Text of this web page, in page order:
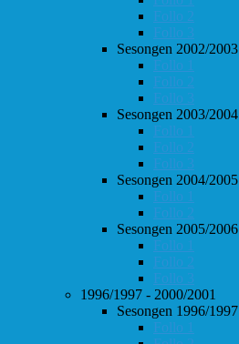
Follo 2
Follo 3
Sesongen 2002/2003
Follo 1
Follo 2
Follo 3
Sesongen 2003/2004
Follo 1
Follo 2
Follo 3
Sesongen 2004/2005
Follo 1
Follo 2
Sesongen 2005/2006
Follo 1
Follo 2
Follo 3
1996/1997 - 2000/2001
Sesongen 1996/1997
Follo 1